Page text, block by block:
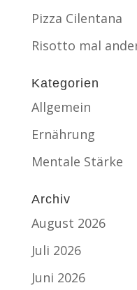
Pizza Cilentana
Risotto mal
Kategorien
Allgemein
Ernährung
Mentale Stärke
Archiv
August 2026
Juli 2026
Juni 2026